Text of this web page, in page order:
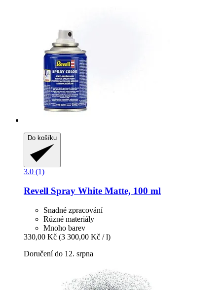
Do košíku
3.0 (1)
Revell Spray White Matte, 100 ml
Snadné zpracování
Různé materiály
Mnoho barev
330,00 Kč (3 300,00 Kč / l)
Doručení do 12. srpna